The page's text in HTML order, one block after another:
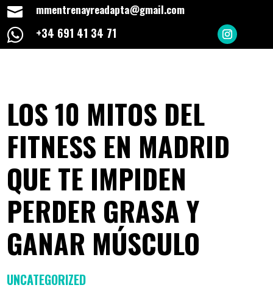
 mmentrenayreadapta@gmail.com
 +34 691 41 34 71
LOS 10 MITOS DEL
FITNESS EN MADRID
QUE TE IMPIDEN
PERDER GRASA Y
GANAR MÚSCULO
UNCATEGORIZED